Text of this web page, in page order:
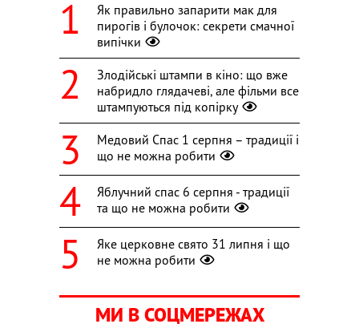
Як правильно запарити мак для
пирогів і булочок: секрети смачної
випічки
Злодійські штампи в кіно: що вже
набридло глядачеві, але фільми все
штампуються під копірку
Медовий Спас 1 серпня – традиції і
що не можна робити
Яблучний спас 6 серпня - традиції
та що не можна робити
Яке церковне свято 31 липня і що
не можна робити
МИ В СОЦМЕРЕЖАХ